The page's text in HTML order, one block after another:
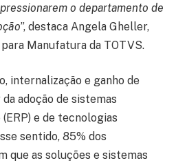
o departamento de
”, destaca Angela Gheller,
Manufatura da TOTVS.
internalização e ganho de
adoção de sistemas
e de tecnologias
sentido, 85% dos
que as soluções e sistemas